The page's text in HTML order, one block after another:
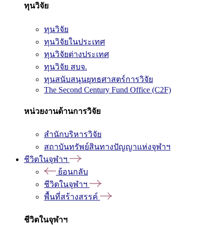
ทุนวิจัย
ทุนวิจัย
ทุนวิจัยในประเทศ
ทุนวิจัยต่างประเทศ
ทุนวิจัย สบจ.
ทุนสนับสนุนยุทธศาสตร์การวิจัย
The Second Century Fund Office (C2F)
หน่วยงานด้านการวิจัย
สำนักบริหารวิจัย
สถาบันทรัพย์สินทางปัญญาแห่งจุฬาฯ
ชีวิตในจุฬาฯ
ย้อนกลับ
ชีวิตในจุฬาฯ
พื้นที่สร้างสรรค์
ชีวิตในจุฬาฯ